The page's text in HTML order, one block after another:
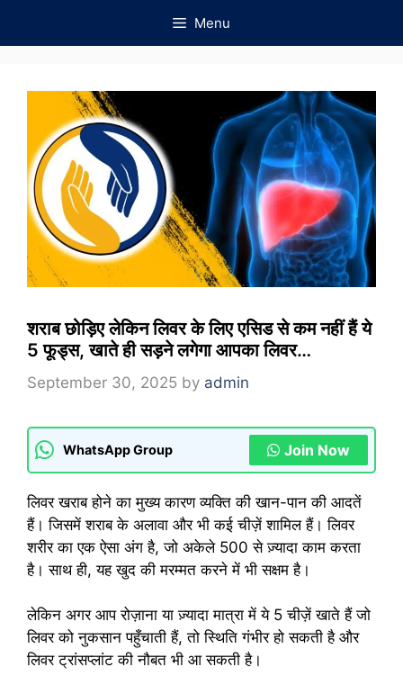
Menu
शराब छोड़िए लेकिन लिवर के लिए एसिड से कम नहीं हैं ये
5 फूड्स, खाते ही सड़ने लगेगा आपका लिवर…
September 30, 2025 by admin
WhatsApp Group Join Now
लिवर खराब होने का मुख्य कारण व्यक्ति की खान-पान की आदतें
हैं। जिसमें शराब के अलावा और भी कई चीज़ें शामिल हैं। लिवर
शरीर का एक ऐसा अंग है, जो अकेले 500 से ज़्यादा काम करता
है। साथ ही, यह खुद की मरम्मत करने में भी सक्षम है।
लेकिन अगर आप रोज़ाना या ज़्यादा मात्रा में ये 5 चीज़ें खाते हैं जो
लिवर को नुकसान पहुँचाती हैं, तो स्थिति गंभीर हो सकती है और
लिवर ट्रांसप्लांट की नौबत भी आ सकती है।